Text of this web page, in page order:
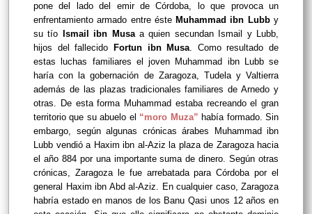
pone del lado del emir de Córdoba, lo que provoca un
enfrentamiento armado entre éste Muhammad ibn Lubby
su tío
Ismail ibn Musaa quien secundan Ismail y Lubb,
hijos del fallecido
Fortun ibn Musa. Como resultado de
estas luchas familiares el joven Muhammad ibn Lubb se
haría con la gobernación de Zaragoza, Tudela y Valtierra
además de las plazas tradicionales familiares de Arnedo y
otras. De esta forma Muhammad estaba recreando el gran
territorio que su abuelo el “moro Muza” había formado. Sin
embargo, según algunas crónicas árabes Muhammad ibn
Lubb vendió a Haxim ibn al-Aziz la plaza de Zaragoza hacia
el año 884 por una importante suma de dinero. Según otras
crónicas, Zaragoza le fue arrebatada para Córdoba por el
general Haxim ibn Abd al-Aziz. En cualquier caso, Zaragoza
habría estado en manos de los Banu Qasi unos 12 años en